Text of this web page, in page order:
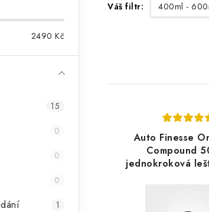
2490 Kč
15
0
0
0
1
Váš filtr: 400ml -
Auto Finesse
Compound
jednokroková